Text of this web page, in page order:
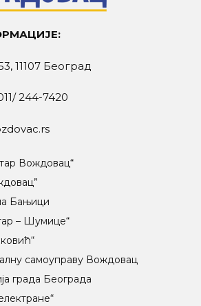
11107 Београд
244-7420
Вождовац“
Бањици
– Шумице“
самоуправу Вождовац
града Београда